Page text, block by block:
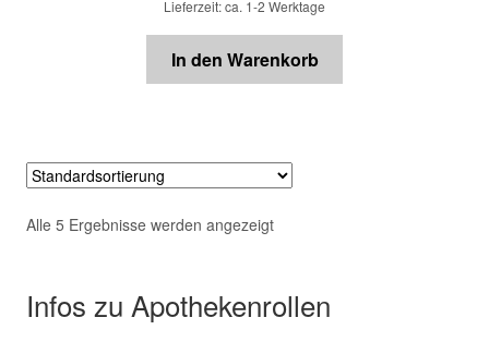
Lieferzeit: ca. 1-2 Werktage
In den Warenkorb
Alle 5 Ergebnisse werden angezeigt
Infos zu Apothekenrollen